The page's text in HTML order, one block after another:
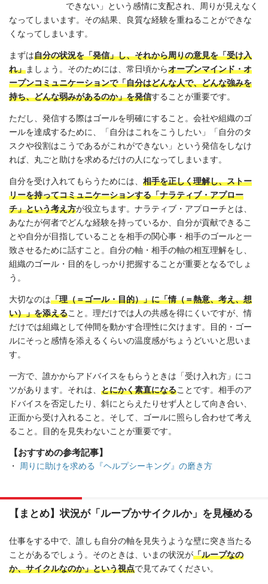
できない」という感情に支配され、周りが見えなく
なってしまいます。その結果、良質な経験を重ねることができな
くなってしまいます。
まずは自分の状況を「発信」し、それから周りの意見を「受け入
れ」ましょう。そのためには、常日頃からオープンマインド・オ
ープンコミュニケーションで「自分はどんな人で、どんな強みを
持ち、どんな弱みがあるのか」を発信することが重要です。
ただし、発信する際はゴールを明確にすること。会社や組織のゴ
ールを達成するために、「自分はこれをこうしたい」「自分のタ
スクや役割はこうであるがこれができない」という発信をしなけ
れば、丸ごと助けを求めるだけの人になってしまいます。
自分を受け入れてもらうためには、 相手を正しく理解し、ストー
リーを持ってコミュニケーションする「ナラティブ・アプロー
チ」という考え方が役立ちます。ナラティブ・アプローチとは、
あなたが何者でどんな経験を持っているか、自分が貢献できるこ
とや自分が目指していることを相手の関心事・相手のゴールと一
致させるために話すこと。自分の軸・相手の軸の相互理解をし、
組織のゴール・目的をしっかり把握することが重要となるでしょ
う。
大切なのは「理（＝ゴール・目的）」に「情（＝熱意、考え、想
い）」を添えること。理だけでは人の共感を得にくいですが、情
だけでは組織として仲間を動かす合理性に欠けます。目的・ゴー
ルにそっと感情を添えるくらいの温度感がちょうどいいと思いま
す。
一方で、誰かからアドバイスをもらうときは「受け入れ方」にコ
ツがあります。それは、 とにかく素直になることです。相手のア
ドバイスを否定したり、斜にとらえたりせず人として向き合い、
正面から受け入れること。そして、ゴールに照らし合わせて考え
ること。目的を見失わないことが重要です。
【おすすめの参考記事】
・ 周りに助けを求める『ヘルプシーキング』の磨き方
【まとめ】状況が「ループかサイクルか」を見極める
仕事をする中で、誰しも自分の軸を見失うような壁に突き当たる
ことがあるでしょう。そのときは、いまの状況が「ループなの
か、サイクルなのか」という視点で見てみてください。